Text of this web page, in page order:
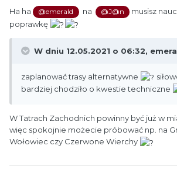
Ha ha @emerald na @J@n
musisz
poprawkę
W dniu 12.05.2021 o 06:32,
zaplanować trasy alternatywne
bardziej chodziło o kwestie techniczne
W Tatrach Zachodnich powinny być już w
więc spokojnie możecie próbować np. na
Wołowiec czy Czerwone Wierchy